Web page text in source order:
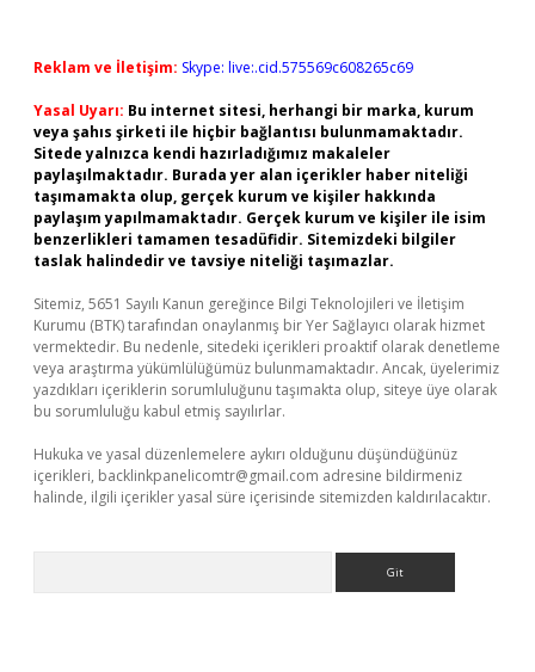
Reklam ve İletişim: Skype: live:.cid.575569c608265c69
Yasal Uyarı: Bu internet sitesi, herhangi bir marka, kurum
veya şahıs şirketi ile hiçbir bağlantısı bulunmamaktadır.
Sitede yalnızca kendi hazırladığımız makaleler
paylaşılmaktadır. Burada yer alan içerikler haber niteliği
taşımamakta olup, gerçek kurum ve kişiler hakkında
paylaşım yapılmamaktadır. Gerçek kurum ve kişiler ile isim
benzerlikleri tamamen tesadüfidir. Sitemizdeki bilgiler
taslak halindedir ve tavsiye niteliği taşımazlar.
Sitemiz, 5651 Sayılı Kanun gereğince Bilgi Teknolojileri ve İletişim
Kurumu (BTK) tarafından onaylanmış bir Yer Sağlayıcı olarak hizmet
vermektedir. Bu nedenle, sitedeki içerikleri proaktif olarak denetleme
veya araştırma yükümlülüğümüz bulunmamaktadır. Ancak, üyelerimiz
yazdıkları içeriklerin sorumluluğunu taşımakta olup, siteye üye olarak
bu sorumluluğu kabul etmiş sayılırlar.
Hukuka ve yasal düzenlemelere aykırı olduğunu düşündüğünüz
içerikleri, backlinkpanelicomtr@gmail.com adresine bildirmeniz
halinde, ilgili içerikler yasal süre içerisinde sitemizden kaldırılacaktır.